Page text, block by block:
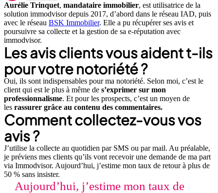
Aurélie Trinquet, mandataire immobilier, est utilisatrice de la
solution immodvisor depuis 2017, d’abord dans le réseau IAD, puis
avec le réseau BSK Immobilier. Elle a pu récupérer ses avis et
poursuivre sa collecte et la gestion de sa e-réputation avec
immodvisor.
Les avis clients vous aident t-ils
pour votre notoriété ?
Oui, ils sont indispensables pour ma notoriété. Selon moi, c’est le
client qui est le plus à même de s’exprimer sur mon
professionnalisme. Et pour les prospects, c’est un moyen de
les rassurer grâce au contenu des commentaires.
Comment collectez-vous vos
avis ?
J’utilise la collecte au quotidien par SMS ou par mail. Au préalable,
je préviens mes clients qu’ils vont recevoir une demande de ma part
via Immodvisor. Aujourd’hui, j’estime mon taux de retour à plus de
50 % sans insister.
Aujourd’hui, j’estime mon taux de